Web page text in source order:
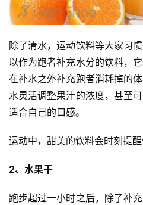
除了清水，运动饮料等大家习
以作为跑者补充水分的饮料，
在补水之外补充跑者消耗掉的
水灵活调整果汁的浓度，甚至
适合自己的口感。
运动中，甜美的饮料会时刻提醒
2、水果干
跑步超过一小时之后，除了补